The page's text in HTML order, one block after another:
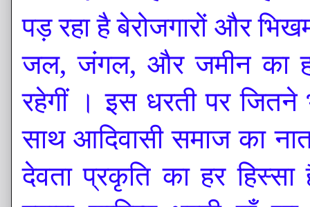
पड़ रहा है बेरोजगारों और
जल, जंगल, और जमीन का
रहेगीं । इस धरती पर जितने
साथ आदिवासी समाज का
देवता प्रकृति का हर